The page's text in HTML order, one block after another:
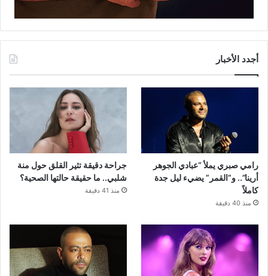
أجدد الأخبار
رامي صبري يملأ “عبادي الجوهر
أرينا”.. و”القمر” يضيء ليل جدة
كاملاً
منذ 40 دقيقة
جراحة دقيقة تثير القلق حول منة
شلبي.. ما حقيقة حالتها الصحية؟
منذ 41 دقيقة